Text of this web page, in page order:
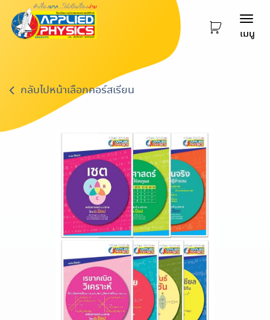
เมนู
กลับไปหน้าเลือกคอร์สเรียน